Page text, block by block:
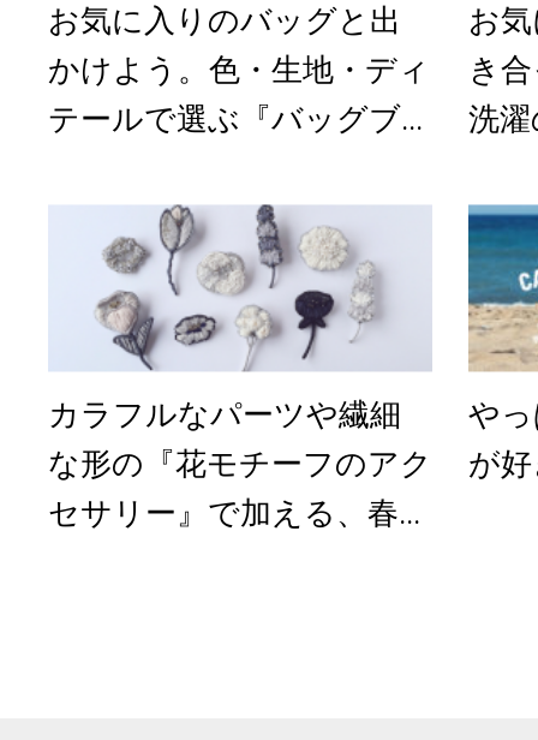
お気に入りのバッグと出
かけよう。色・生地・ディ
テールで選ぶ『バッグブ...
お
き
洗
カラフルなパーツや繊細
な形の『花モチーフのアク
セサリー』で加える、春...
や
が